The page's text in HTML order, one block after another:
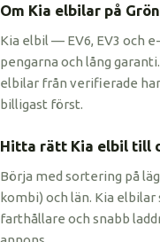
Om Kia elbilar på
Kia elbil — EV6, EV3 och
pengarna och lång
elbilar från verifierade
billigast först.
Hitta rätt Kia elbil till
Börja med sortering på
kombi) och län. Kia
farthållare och snabb